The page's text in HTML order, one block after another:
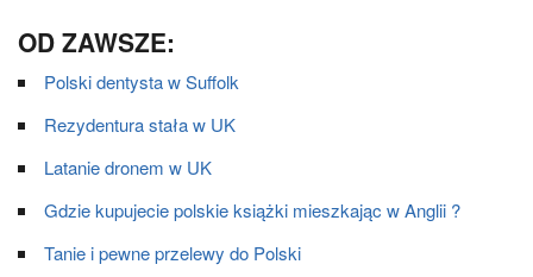
OD ZAWSZE:
Polski dentysta w Suffolk
Rezydentura stała w UK
Latanie dronem w UK
Gdzie kupujecie polskie książki mieszkając w Anglii ?
Tanie i pewne przelewy do Polski